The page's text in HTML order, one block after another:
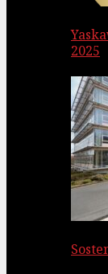
2025